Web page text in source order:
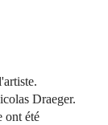
Draeger.
ont été